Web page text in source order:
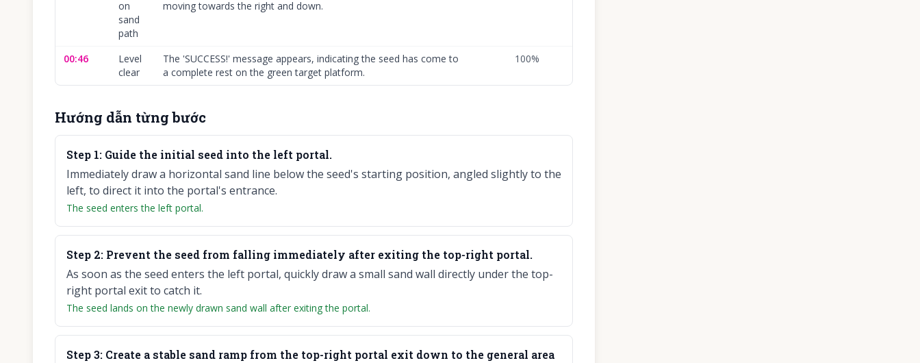
on
sand
path
moving towards the right and down.
00:46
Level
clear
The 'SUCCESS!' message appears, indicating the seed has come to
a complete rest on the green target platform.
100%
Hướng dẫn từng bước
Step 1: Guide the initial seed into the left portal.
Immediately draw a horizontal sand line below the seed's starting position, angled slightly to the
left, to direct it into the portal's entrance.
The seed enters the left portal.
Step 2: Prevent the seed from falling immediately after exiting the top-right portal.
As soon as the seed enters the left portal, quickly draw a small sand wall directly under the top-
right portal exit to catch it.
The seed lands on the newly drawn sand wall after exiting the portal.
Step3: Create a stable sand ramp from the top-right portal exit down to the general area